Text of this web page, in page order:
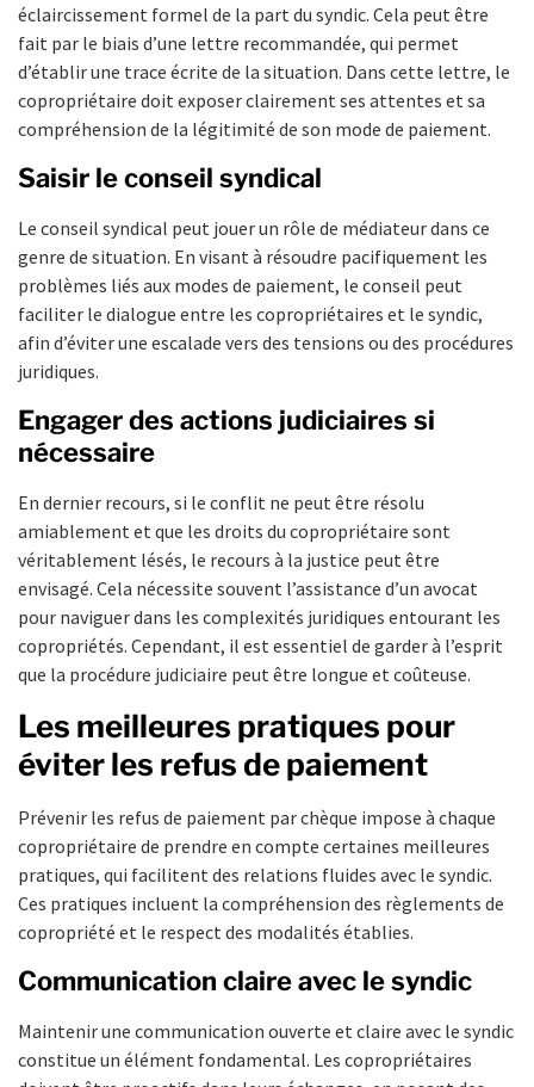
éclaircissement formel de la part du syndic. Cela peut être
fait par le biais d’une lettre recommandée, qui permet
d’établir une trace écrite de la situation. Dans cette lettre, le
copropriétaire doit exposer clairement ses attentes et sa
compréhension de la légitimité de son mode de paiement.
Saisir le conseil syndical
Le conseil syndical peut jouer un rôle de médiateur dans ce
genre de situation. En visant à résoudre pacifiquement les
problèmes liés aux modes de paiement, le conseil peut
faciliter le dialogue entre les copropriétaires et le syndic,
afin d’éviter une escalade vers des tensions ou des procédures
juridiques.
Engager des actions judiciaires si
nécessaire
En dernier recours, si le conflit ne peut être résolu
amiablement et que les droits du copropriétaire sont
véritablement lésés, le recours à la justice peut être
envisagé. Cela nécessite souvent l’assistance d’un avocat
pour naviguer dans les complexités juridiques entourant les
copropriétés. Cependant, il est essentiel de garder à l’esprit
que la procédure judiciaire peut être longue et coûteuse.
Les meilleures pratiques pour
éviter les refus de paiement
Prévenir les refus de paiement par chèque impose à chaque
copropriétaire de prendre en compte certaines meilleures
pratiques, qui facilitent des relations fluides avec le syndic.
Ces pratiques incluent la compréhension des règlements de
copropriété et le respect des modalités établies.
Communication claire avec le syndic
Maintenir une communication ouverte et claire avec le syndic
constitue un élément fondamental. Les copropriétaires